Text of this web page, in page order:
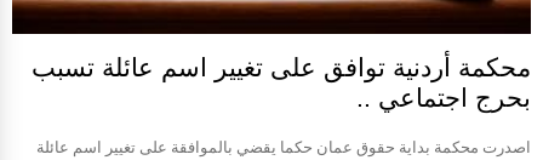
محكمة أردنية توافق على تغيير اسم عائلة تسبب
بحرج اجتماعي ..
اصدرت محكمة بداية حقوق عمان حكما يقضي بالموافقة على تغيير اسم عائلة